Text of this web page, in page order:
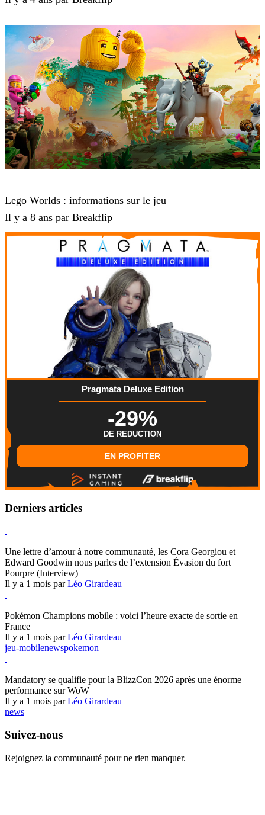
Lego Worlds : informations sur le jeu
Il y a 8 ans par Breakflip
Pragmata Deluxe Edition
-29%
DE REDUCTION
EN PROFITER
Derniers articles
Une lettre d’amour à notre communauté, les Cora Georgiou et
Edward Goodwin nous parles de l’extension Évasion du fort
Pourpre (Interview)
Il y a 1 mois parLéo Girardeau
Pokémon Champions mobile : voici l’heure exacte de sortie en
France
Il y a 1 mois parLéo Girardeau
jeu-mobilenewspokemon
Mandatory se qualifie pour la BlizzCon 2026 après une énorme
performance sur WoW
Il y a 1 mois parLéo Girardeau
news
Suivez-nous
Rejoignez la communauté pour ne rien manquer.